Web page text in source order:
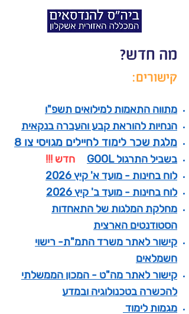
מה חדש?
קישורים:
מתווה התאמות למילואים תשפ"ו
הנחיות להוראת קבע והעברה בנקאית
מלגת שכר לימוד לחיילים מגויסי צו 8
בשביל התרגול GOOL
חדש !!!
לוח בחינות - מועד א' קיץ 2026
לוח בחינות - מועד ב' קיץ 2026
מחלקת המלגות של התאחדות
הסטודנטים הארצית
קישור לאתר משרד התמ"ת- רישוי
חשמלאים
קישור לאתר מה"ט - המכון הממשלתי
להכשרה בטכנולוגיה ובמדע
מגמות לימוד